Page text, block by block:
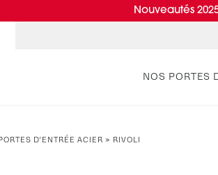
Nouveautés
NOS PORTES
D'ENTRÉE ACIER » RIVOLI